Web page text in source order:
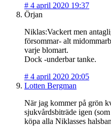
# 4 april 2020 19:37
Örjan
Niklas:Vackert men
försommar- alt
varje blomart.
Dock -underbar tanke.
# 4 april 2020 20:05
Lotten Bergman
När jag kommer på grön
sjukvårdsbiträde igen
köpa alla Niklasses